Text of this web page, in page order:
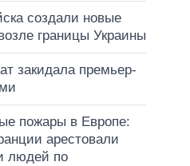
создали новые
границы Украины
закидала премьер-
пожары в Европе:
арестовали
людей по